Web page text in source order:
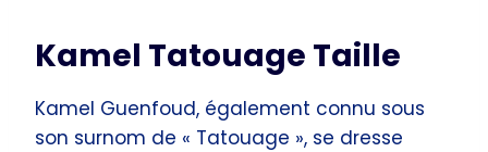
Kamel Tatouage Taille
Kamel Guenfoud, également connu sous
son surnom de « Tatouage », se dresse